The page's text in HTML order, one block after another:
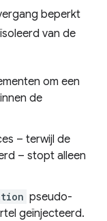
beperkt
van de
om een
de
– terwijl de
– stopt alleen
pseudo-
geïnjecteerd.